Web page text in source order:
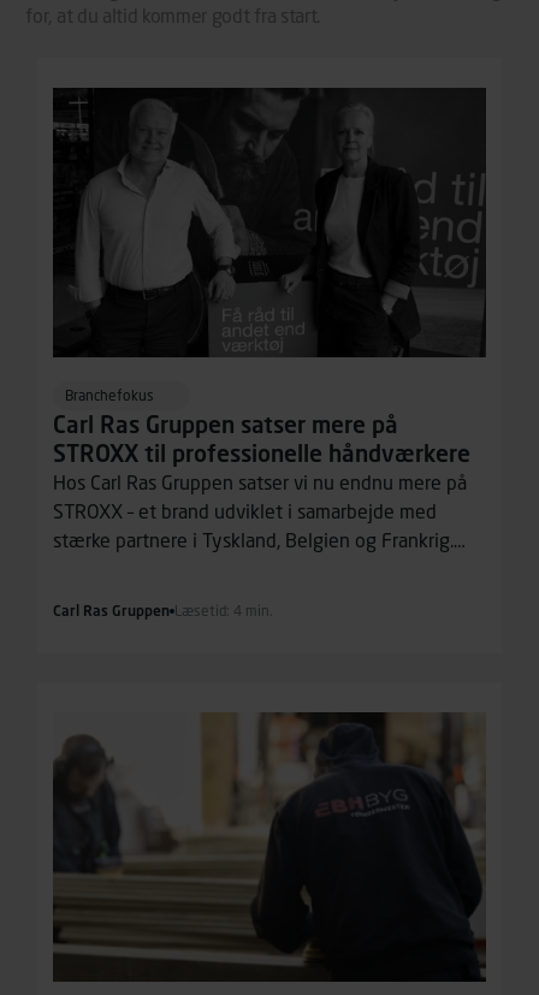
for, at du altid kommer godt fra start.
Branchefokus
Carl Ras Gruppen satser mere på
STROXX til professionelle håndværkere
Hos Carl Ras Gruppen satser vi nu endnu mere på
STROXX – et brand udviklet i samarbejde med
stærke partnere i Tyskland, Belgien og Frankrig.
professionelle håndværkere.
Carl Ras Gruppen Læsetid: 4 min.